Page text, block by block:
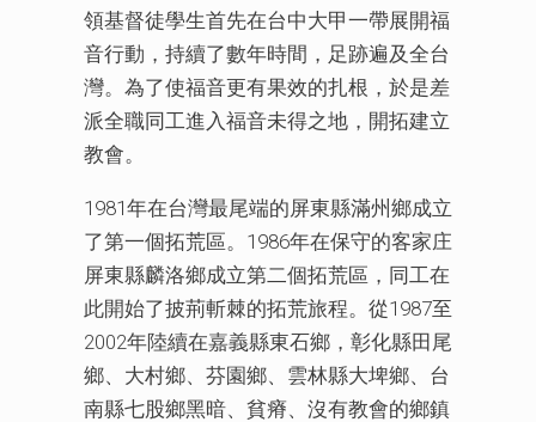
領基督徒學生首先在台中大甲一帶展開福
音行動，持續了數年時間，足跡遍及全台
灣。為了使福音更有果效的扎根，於是差
派全職同工進入福音未得之地，開拓建立
教會。
1981年在台灣最尾端的屏東縣滿州鄉成立
了第一個拓荒區。1986年在保守的客家庄
屏東縣麟洛鄉成立第二個拓荒區，同工在
此開始了披荊斬棘的拓荒旅程。從1987至
2002年陸續在嘉義縣東石鄉，彰化縣田尾
鄉、大村鄉、芬園鄉、雲林縣大埤鄉、台
南縣七股鄉黑暗、貧瘠、沒有教會的鄉鎮